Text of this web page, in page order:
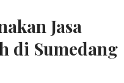
Jasa
di Sumedang